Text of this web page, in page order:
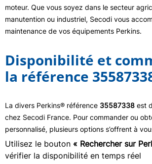
moteur. Que vous soyez dans le secteur
manutention ou industriel, Secodi vous
maintenance de vos équipements Perkins.
Disponibilité et
la référence
La divers Perkins® référence 35587338 est
chez Secodi France. Pour commander ou
personnalisé, plusieurs options s’offrent à
Utilisez le bouton « Rechercher sur
vérifier la disponibilité en temps réel